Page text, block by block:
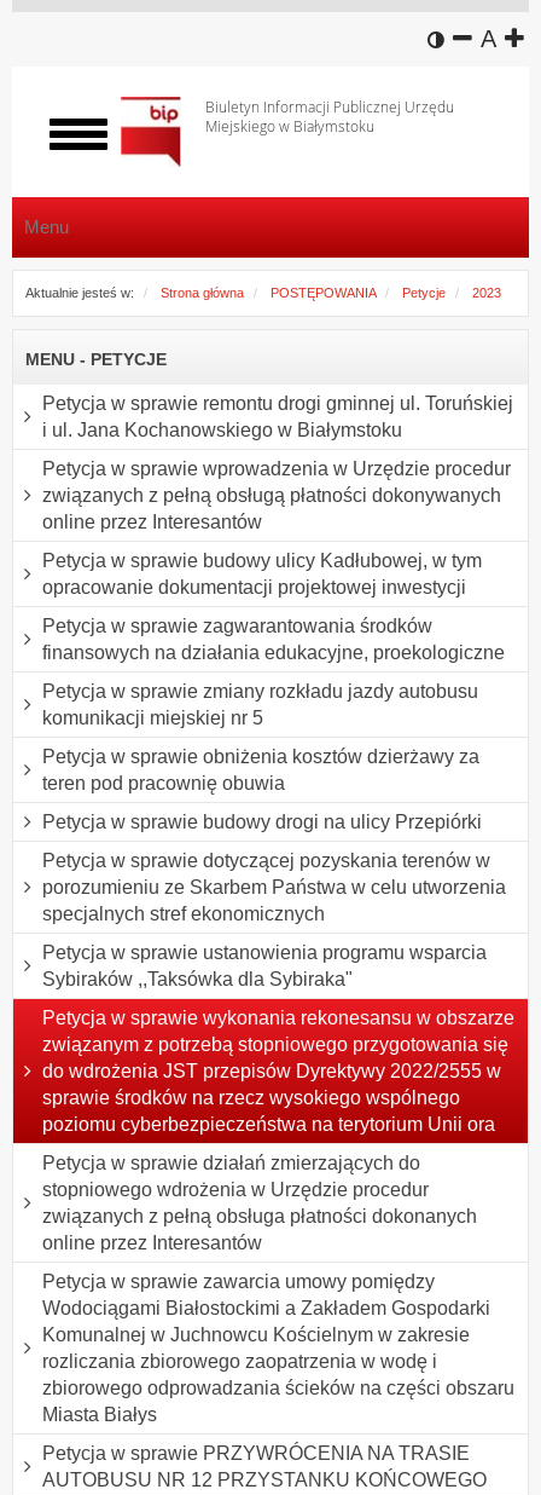
wersja
A
Biuletyn Informacji Publicznej Urzędu
Miejskiego w Białymstoku
Włącz
menu
Menu
Aktualnie jesteś w: Strona główna POSTĘPOWANIA Petycje 2023
MENU - PETYCJE
Petycja w sprawie remontu drogi gminnej ul. Toruńskiej
i ul. Jana Kochanowskiego w Białymstoku
Petycja w sprawie wprowadzenia w Urzędzie procedur
związanych z pełną obsługą płatności dokonywanych
online przez Interesantów
Petycja w sprawie budowy ulicy Kadłubowej, w tym
opracowanie dokumentacji projektowej inwestycji
Petycja w sprawie zagwarantowania środków
finansowych na działania edukacyjne, proekologiczne
Petycja w sprawie zmiany rozkładu jazdy autobusu
komunikacji miejskiej nr 5
Petycja w sprawie obniżenia kosztów dzierżawy za
teren pod pracownię obuwia
Petycja w sprawie budowy drogi na ulicy Przepiórki
Petycja w sprawie dotyczącej pozyskania terenów w
porozumieniu ze Skarbem Państwa w celu utworzenia
specjalnych stref ekonomicznych
Petycja w sprawie ustanowienia programu wsparcia
Sybiraków ,,Taksówka dla Sybiraka"
Petycja w sprawie wykonania rekonesansu w obszarze
związanym z potrzebą stopniowego przygotowania się
do wdrożenia JST przepisów Dyrektywy 2022/2555 w
sprawie środków na rzecz wysokiego wspólnego
poziomu cyberbezpieczeństwa na terytorium Unii ora
Petycja w sprawie działań zmierzających do
stopniowego wdrożenia w Urzędzie procedur
związanych z pełną obsługa płatności dokonanych
online przez Interesantów
Petycja w sprawie zawarcia umowy pomiędzy
Wodociągami Białostockimi a Zakładem Gospodarki
Komunalnej w Juchnowcu Kościelnym w zakresie
rozliczania zbiorowego zaopatrzenia w wodę i
zbiorowego odprowadzania ścieków na części obszaru
Miasta Białys
Petycja w sprawie PRZYWRÓCENIA NA TRASIE
AUTOBUSU NR 12 PRZYSTANKU KOŃCOWEGO